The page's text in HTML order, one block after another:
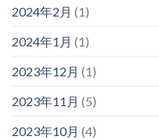
2024年2月 (1)
2024年1月 (1)
2023年12月 (1)
2023年11月 (5)
2023年10月 (4)